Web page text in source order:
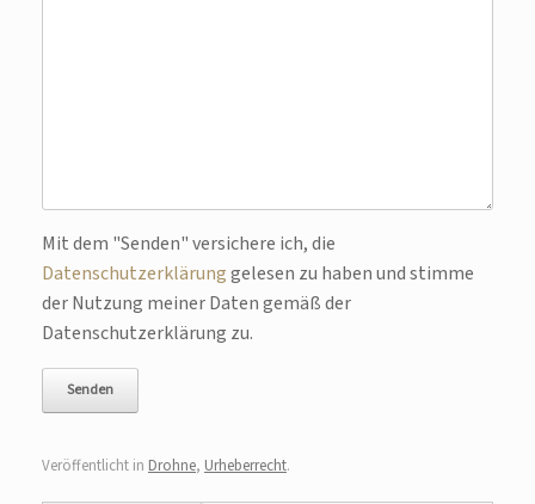
Bitte lasse dieses Feld leer.
Mit dem "Senden" versichere ich, die
Datenschutzerklärunggelesen zu haben und stimme
der Nutzung meiner Daten gemäß der
Datenschutzerklärung zu.
Veröffentlicht in Drohne, Urheberrecht.